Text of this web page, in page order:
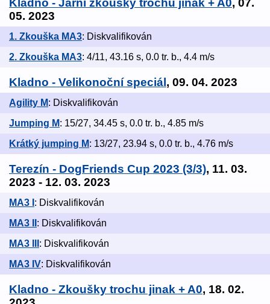
05. 2023
1. Zkouška MA3: Diskvalifikován
2. Zkouška MA3: 4/11, 43.16 s, 0.0 tr. b., 4.4 m/s
Kladno - Velikonoční speciál, 09. 04. 2023
Agility M: Diskvalifikován
Jumping M: 15/27, 34.45 s, 0.0 tr. b., 4.85 m/s
Krátký jumping M: 13/27, 23.94 s, 0.0 tr. b., 4.76 m/s
Terezín - DogFriends Cup 2023 (3/3), 11. 03.
2023 - 12. 03. 2023
MA3 I : Diskvalifikován
MA3 II : Diskvalifikován
MA3 III : Diskvalifikován
MA3 IV: Diskvalifikován
Kladno - Zkoušky trochu jinak + A0, 18. 02.